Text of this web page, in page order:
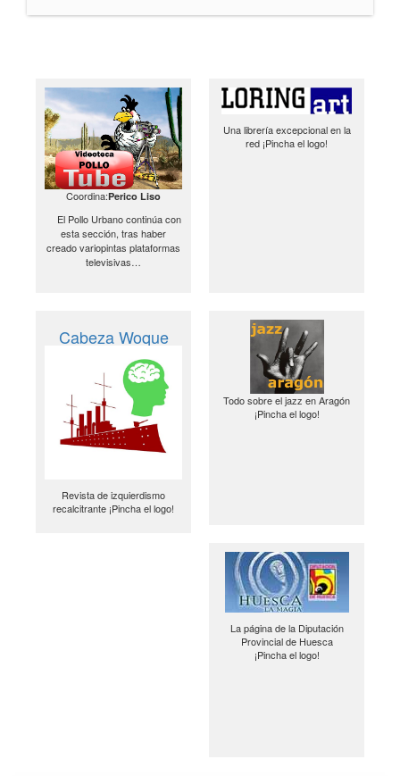
Coordina:Perico Liso
El Pollo Urbano continúa con
esta sección, tras haber
creado variopintas plataformas
televisivas…
Una librería excepcional en la
red ¡Pincha el logo!
Cabeza Woque
Revista de izquierdismo
recalcitrante ¡Pincha el logo!
Todo sobre el jazz en Aragón
¡Pincha el logo!
La página de la Diputación
Provincial de Huesca
¡Pincha el logo!